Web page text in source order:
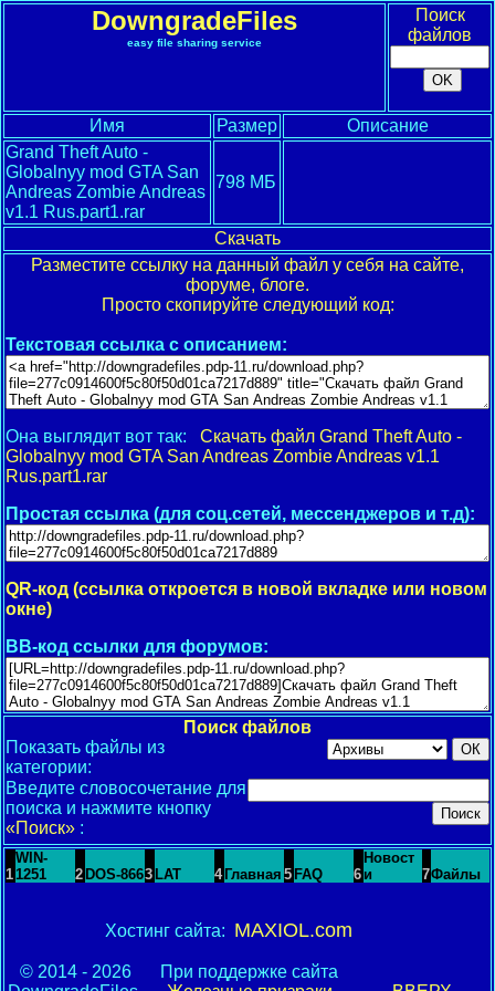
DowngradeFiles
easy file sharing service
Поиск
файлов
Имя Размер
Описание
Grand Theft Auto -
Globalnyy mod GTA San
Andreas Zombie Andreas
v1.1 Rus.part1.rar
798 МБ
Скачать
Разместите ссылку на данный файл у себя на сайте,
форуме, блоге.
Просто скопируйте следующий код:
Текстовая ссылка с описанием:
Она выглядит вот так: Скачать файл Grand Theft Auto -
Globalnyy mod GTA San Andreas Zombie Andreas v1.1
Rus.part1.rar
Простая ссылка (для соц.сетей, мессенджеров и т.д):
QR-код (ссылка откроется в новой вкладке или новом
окне)
BB-код ссылки для форумов:
Поиск файлов
Показать файлы из
категории:
Введите словосочетание для
поиска и нажмите кнопку
«Поиск» :
1
WIN-
1251
2 DOS-8663 LAT 4 Главная 5 FAQ 6
Новост
и
7Файлы
Хостинг сайта: MAXIOL.com
© 2014 - 2026
При поддержке сайта